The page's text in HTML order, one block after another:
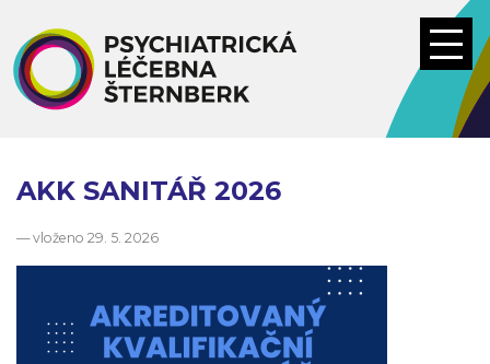
hlavnímu
obsahu
AKK SANITÁŘ 2026
— vloženo 29. 5. 2026